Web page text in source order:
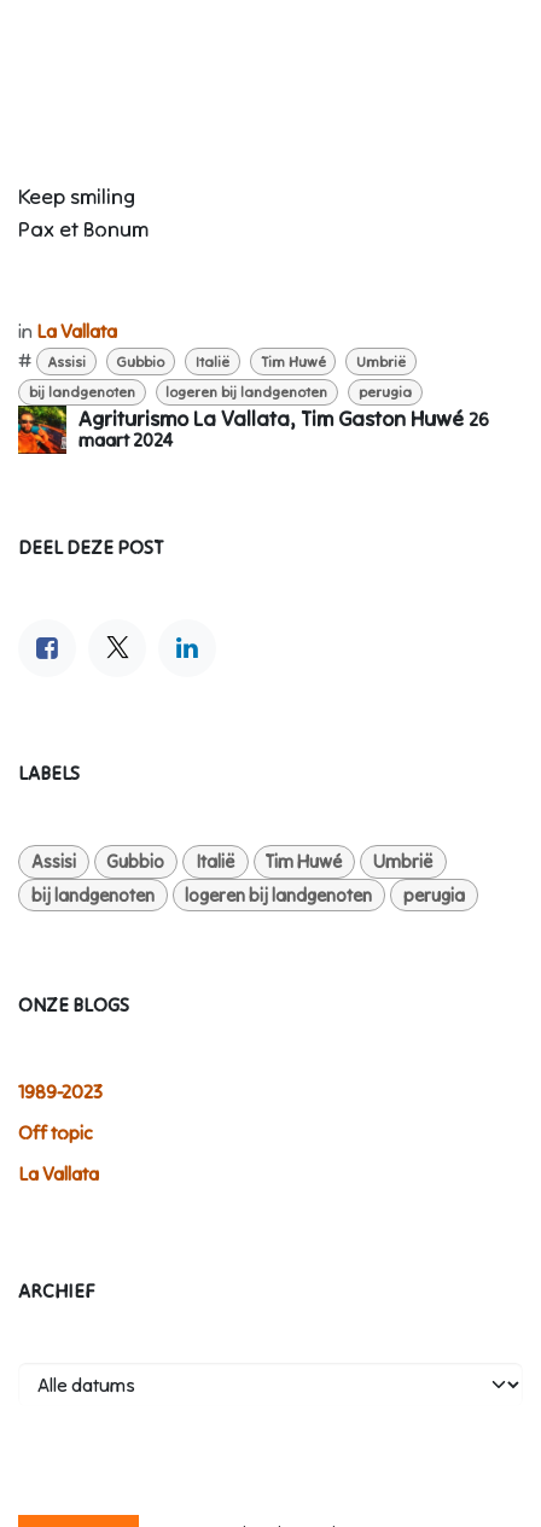
Keep smiling
Pax et Bonum
in La Vallata
#
Assisi Gubbio Italië Tim Huwé
Umbrië
bij landgenoten
logeren bij landgenoten perugia
Agriturismo La Vallata, Tim Gaston Huwé 26
maart 2024
DEEL DEZE POST
LABELS
Assisi Gubbio Italië Tim Huwé
Umbrië
bij landgenoten
logeren bij landgenoten perugia
ONZE BLOGS
1989-2023
Off topic
La Vallata
ARCHIEF